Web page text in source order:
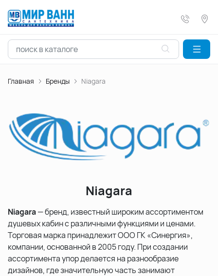
Главная Бренды Niagara
Niagara
Niagara— бренд, известный широким ассортиментом
душевых кабин с различными функциями и ценами.
Торговая марка принадлежит ООО ГК «Синергия»,
компании, основанной в 2005 году. При создании
ассортимента упор делается на разнообразие
дизайнов, где значительную часть занимают